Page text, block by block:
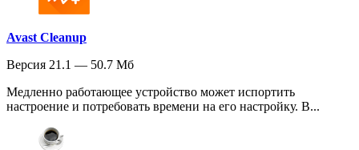
Avast Cleanup
Версия 21.1 — 50.7 Мб
Медленно работающее устройство может испортить
настроение и потребовать времени на его настройку. В...